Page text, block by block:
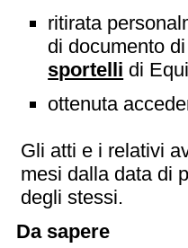
ritirata
di documento
sportelli di
ottenuta
Gli atti e i relativi
mesi dalla data di
degli stessi.
Da sapere